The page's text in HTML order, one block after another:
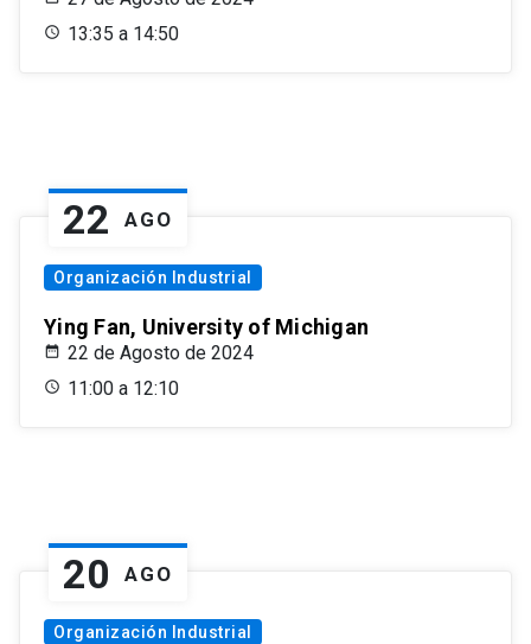
13:35 a 14:50
22 AGO
Organización Industrial
Ying Fan, University of Michigan
22 de Agosto de 2024
11:00 a 12:10
20 AGO
Organización Industrial